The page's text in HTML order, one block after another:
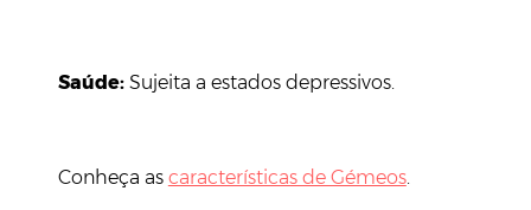
Saúde: Sujeita a estados depressivos.
Conheça as características de Gémeos.